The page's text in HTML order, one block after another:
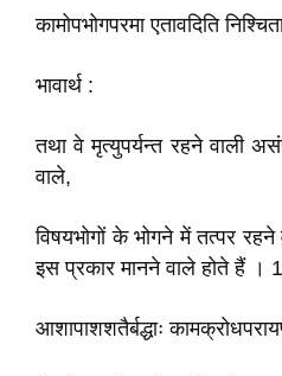
कामोपभोगपरमा एतावदिति
भावार्थ :
तथा वे मृत्युपर्यन्त रहने वाली
वाले,
विषयभोगों के भोगने में तत्पर
इस प्रकार मानने वाले होते हैं ।
आशापाशशतैर्बद्धाः